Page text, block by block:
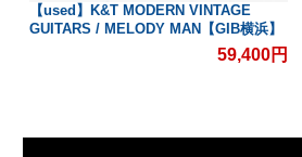
【used】K&T MODERN VINTAGE
GUITARS / MELODY MAN【GIB横浜】
59,400円